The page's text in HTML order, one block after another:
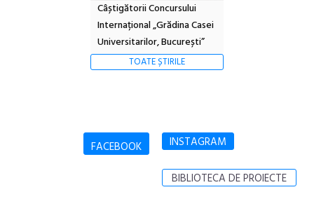
Câștigătorii Concursului
Internațional „Grădina Casei
Universitarilor, București”
TOATE ȘTIRILE
FACEBOOK INSTAGRAM
BIBLIOTECA DE PROIECTE